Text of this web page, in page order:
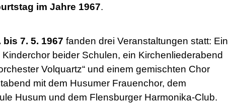
im Jahre 1967.
bis 7. 5. 1967 fanden drei Veranstaltungen statt: Ein
beider Schulen, ein Kirchenliederabend
Volquartz“ und einem gemischten Chor
mit dem Husumer Frauenchor, dem
Husum und dem Flensburger Harmonika-Club.